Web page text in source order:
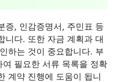
증, 인감증명서, 주민표 등
니다. 또한 자금 계획과 대
하는 것이 중요합니다. 부
필요한 서류 목록을 정확
계약 진행에 도움이 됩니